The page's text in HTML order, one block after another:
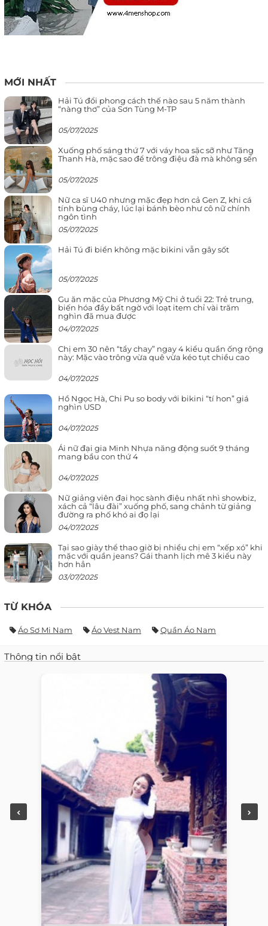
MỚI NHẤT
Hải Tú đổi phong cách thế nào sau 5 năm thành
“nàng thơ” của Sơn Tùng M-TP
05/07/2025
Xuống phố sáng thứ 7 với váy hoa sặc sỡ như Tăng
Thanh Hà, mặc sao để trông điệu đà mà không sến
05/07/2025
Nữ ca sĩ U40 nhưng mặc đẹp hơn cả Gen Z, khi cá
tính bùng cháy, lúc lại bánh bèo như cô nữ chính
ngôn tình
05/07/2025
Hải Tú đi biển không mặc bikini vẫn gây sốt
05/07/2025
Gu ăn mặc của Phương Mỹ Chi ở tuổi 22: Trẻ trung,
biến hóa đầy bất ngờ với loạt item chỉ vài trăm
nghìn đã mua được
04/07/2025
Chị em 30 nên “tẩy chay” ngay 4 kiểu quần ống rộng
này: Mặc vào trông vừa quê vừa kéo tụt chiều cao
04/07/2025
Hồ Ngọc Hà, Chi Pu so body với bikini “tí hon” giá
nghìn USD
04/07/2025
Ái nữ đại gia Minh Nhựa năng động suốt 9 tháng
mang bầu con thứ 4
04/07/2025
Nữ giảng viên đại học sành điệu nhất nhì showbiz,
xách cả “lâu đài” xuống phố, sang chảnh từ giảng
đường ra phố khó ai đọ lại
04/07/2025
Tại sao giày thể thao giờ bị nhiều chị em “xếp xó” khi
mặc với quần jeans? Gái thanh lịch mê 3 kiểu này
hơn hẳn
03/07/2025
TỪ KHÓA
Áo Sơ Mi Nam Áo Vest Nam Quần Áo Nam
Thông tin nổi bật